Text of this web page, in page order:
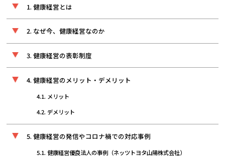
健康経営とは
なぜ今、健康経営なのか
健康経営の表彰制度
健康経営のメリット・デメリット
メリット
デメリット
健康経営の発信やコロナ禍での対応事例
健康経営優良法人の事例（ネッツトヨタ山陽株式会社）